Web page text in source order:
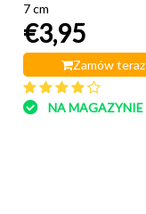
7 cm
€3,95
Zamów teraz
NA MAGAZYNIE